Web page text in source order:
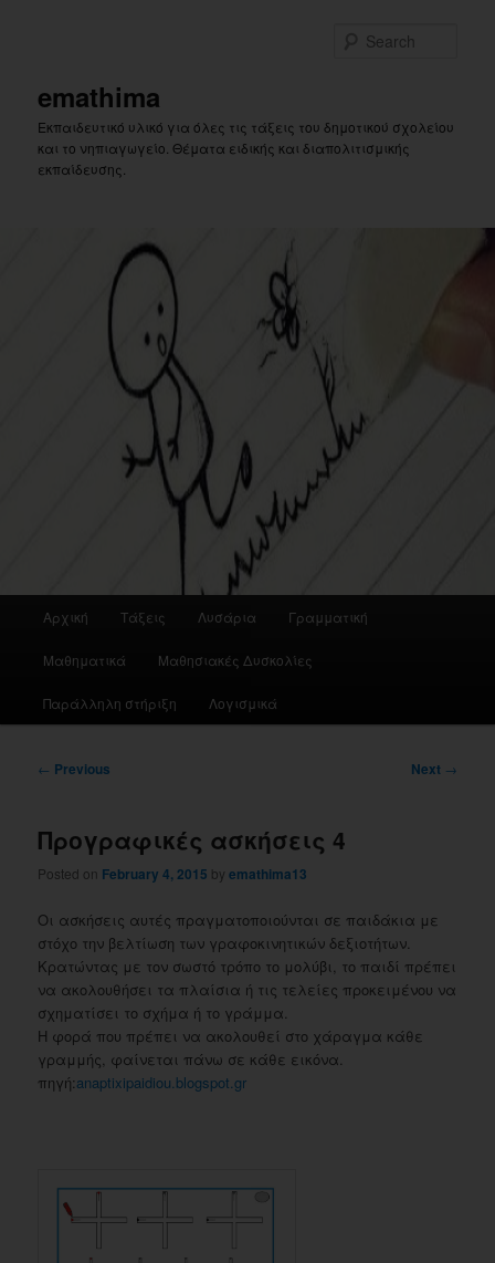
emathima
Εκπαιδευτικό υλικό για όλες τις τάξεις του δημοτικού σχολείου
και το νηπιαγωγείο. Θέματα ειδικής και διαπολιτισμικής
εκπαίδευσης.
Αρχική Τάξεις Λυσάρια Γραμματική
Μαθηματικά Μαθησιακές Δυσκολίες
Παράλληλη στήριξη Λογισμικά
Post
← Previous Next →
Προγραφικές ασκήσεις 4
Posted on February 4, 2015 byemathima13
Οι ασκήσεις αυτές πραγματοποιούνται σε παιδάκια με
στόχο την βελτίωση των γραφοκινητικών δεξιοτήτων.
Κρατώντας με τον σωστό τρόπο το μολύβι, το παιδί πρέπει
να ακολουθήσει τα πλαίσια ή τις τελείες προκειμένου να
σχηματίσει το σχήμα ή το γράμμα.
Η φορά που πρέπει να ακολουθεί στο χάραγμα κάθε
γραμμής, φαίνεται πάνω σε κάθε εικόνα.
πηγή:anaptixipaidiou.blogspot.gr